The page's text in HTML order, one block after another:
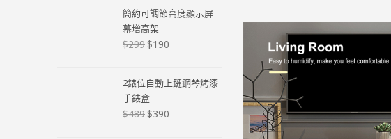
簡約可調節高度顯示屏
幕增高架
$299$190
2錶位自動上鏈鋼琴烤漆
手錶盒
$489$390